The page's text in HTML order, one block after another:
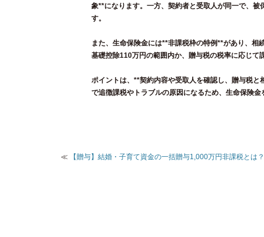
象**になります。一方、契約者と受取人が同一で、
す。
また、生命保険金には**非課税枠の特例**があり、
基礎控除110万円の範囲内か、贈与税の税率に応じて
ポイントは、**契約内容や受取人を確認し、贈与税
で追徴課税やトラブルの原因になるため、生命保険
≪ 【贈与】結婚・子育て資金の一括贈与1,000万円非課税とは？